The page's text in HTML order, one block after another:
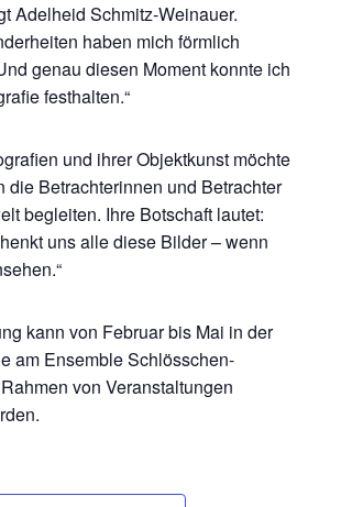
Adelheid Schmitz-Weinauer.
haben mich förmlich
genau diesen Moment konnte ich
festhalten.“
und ihrer Objektkunst möchte
die Betrachterinnen und Betrachter
begleiten. Ihre Botschaft lautet:
uns alle diese Bilder – wenn
kann von Februar bis Mai in der
am Ensemble Schlösschen-
von Veranstaltungen